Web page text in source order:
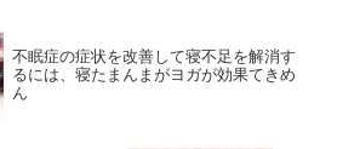
不眠症の症状を改善して寝不足を解消す
るには、寝たまんまがヨガが効果てきめ
ん